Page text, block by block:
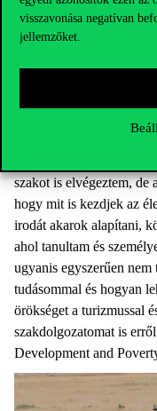
visszavonása negatívan
jellemzőket.
A Budapesti Corvinus
tagozatán végezte a
menedzsmentből.
mesterképzésének
Viszonylag idős fejjel
közgazdász
szakot is elvégeztem, de
hogy mit is kezdjek az
irodát akarok alapítani,
ahol tanultam és
ugyanis egyszerűen
tudásommal és hogyan
örökséget a turizmussal
szakdolgozatomat is
Development and